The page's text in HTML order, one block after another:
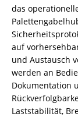
das
auf
und Austausch
werden an
Dokumentation
Laststabilität,